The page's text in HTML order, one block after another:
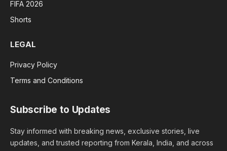
FIFA 2026
Shorts
LEGAL
Privacy Policy
Terms and Conditions
Subscribe to Updates
Stay informed with breaking news, exclusive stories, live
updates, and trusted reporting from Kerala, India, and across